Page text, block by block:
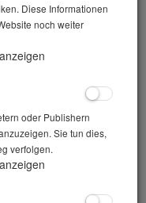
Diese Informationen
noch weiter
oder Publishern
Sie tun dies,
verfolgen.